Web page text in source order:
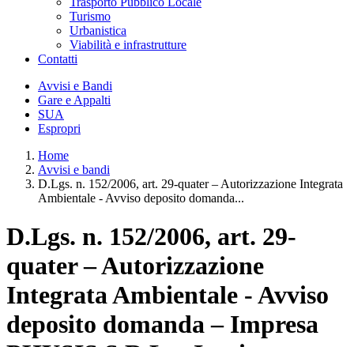
Turismo
Urbanistica
Viabilità e infrastrutture
Contatti
Avvisi e Bandi
Gare e Appalti
SUA
Espropri
Home
Avvisi e bandi
D.Lgs. n. 152/2006, art. 29-quater – Autorizzazione Integrata
Ambientale - Avviso deposito domanda...
D.Lgs. n. 152/2006, art. 29-
quater – Autorizzazione
Integrata Ambientale - Avviso
deposito domanda – Impresa